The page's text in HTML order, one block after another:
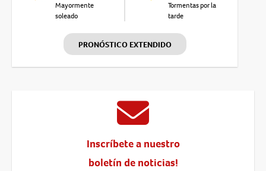
Mayormente
soleado
Tormentas por la
tarde
PRONÓSTICO EXTENDIDO
Inscríbete a nuestro
boletín de noticias!